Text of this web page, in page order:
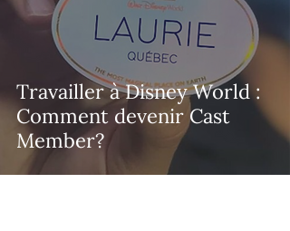
Travailler à Disney World :
Comment devenir Cast
Member?